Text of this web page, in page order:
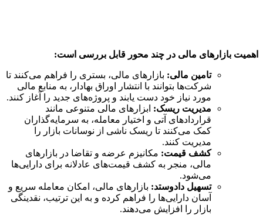
اهمیت بازارهای مالی در چند محور قابل بررسی است:
تامین مالی: بازارهای مالی، بستری را فراهم می‌کنند تا
شرکت‌ها بتوانند با انتشار اوراق بهادار، به منابع مالی
مورد نیاز خود دست یابند و پروژه‌های جدید را آغاز کنند.
مدیریت ریسک: ابزارهای مالی متنوعی مانند
قراردادهای آتی و اختیار معامله، به سرمایه‌گذاران
کمک می‌کنند تا ریسک ناشی از نوسانات بازار را
مدیریت کنند.
کشف قیمت: مکانیزم عرضه و تقاضا در بازارهای
مالی، منجر به کشف قیمت‌های عادلانه برای دارایی‌ها
می‌شود.
تسهیل دادوستد: بازارهای مالی، امکان معامله سریع و
آسان دارایی‌ها را فراهم کرده و به این ترتیب، نقدینگی
بازار را افزایش می‌دهند.